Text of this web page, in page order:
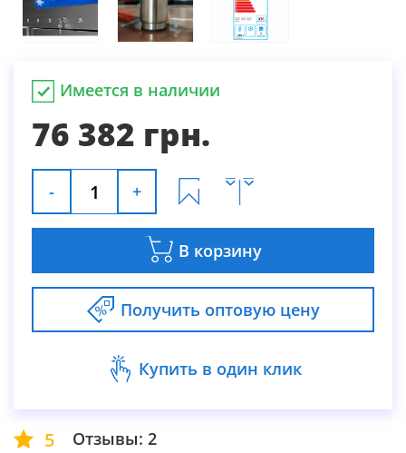
Имеется в наличии
76 382 грн.
- +
В корзину
Получить оптовую цену
Купить в один клик
5
Отзывы: 2